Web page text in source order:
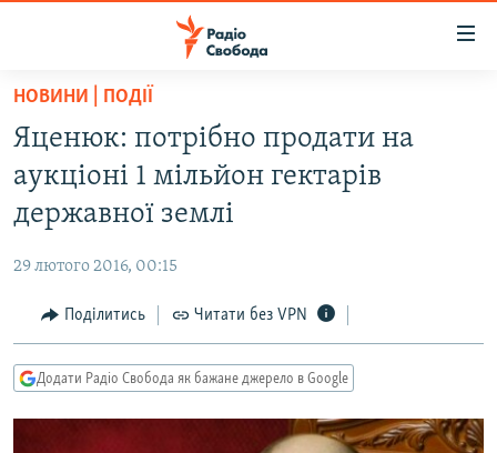
Перейти
основного
матеріалу
Перейти
до
основної
Перейти
до
пошуку
РАДІО СВОБОДА – 70 РОКІВ
ВСЕ ЗА ДОБУ
СТАТТІ
СУСПІЛЬСТВО
РОСІЙСЬКА «ФІЛЬТРАЦІЯ»
ДОНБАС.РЕАЛІЇ
ТИ ЯК?
НОВИНИ | ПОДІЇ
Яценюк: потрібно продати на
аукціоні 1 мільйон гектарів
державної землі
29 лютого 2016, 00:15
Поділитись Читати без VPN
Додати Радіо Свобода як бажане джерело в Google